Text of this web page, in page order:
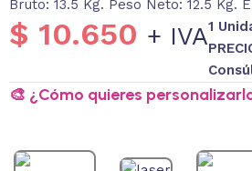
Bruto: 13.5 Kg. Peso Neto: 12.5 Kg.
$ 10.650 + IVA1
🎨 ¿Cómo quieres